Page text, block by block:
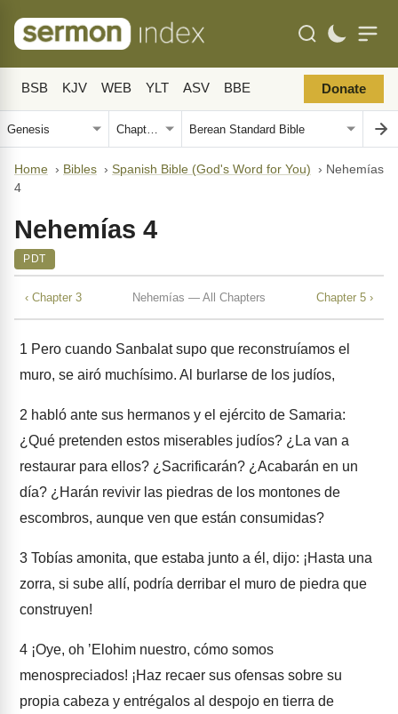
BSB KJV WEB YLT ASV BBE Donate
Home › Bibles › Spanish Bible (God's Word for You) › Nehemías
4
Nehemías 4
PDT
‹ Chapter 3 Nehemías — All Chapters Chapter 5 ›
1 Pero cuando Sanbalat supo que reconstruíamos el
muro, se airó muchísimo. Al burlarse de los judíos,
2 habló ante sus hermanos y el ejército de Samaria:
¿Qué pretenden estos miserables judíos? ¿La van a
restaurar para ellos? ¿Sacrificarán? ¿Acabarán en un
día? ¿Harán revivir las piedras de los montones de
escombros, aunque ven que están consumidas?
3 Tobías amonita, que estaba junto a él, dijo: ¡Hasta una
zorra, si sube allí, podría derribar el muro de piedra que
construyen!
4 ¡Oye, oh ʼElohim nuestro, cómo somos
menospreciados! ¡Haz recaer sus ofensas sobre su
propia cabeza y entrégalos al despojo en tierra de